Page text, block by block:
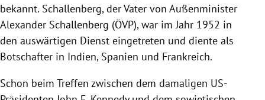
bekannt. Schallenberg, der Vater von Außenminister
Alexander Schallenberg (ÖVP), war im Jahr 1952 in
den auswärtigen Dienst eingetreten und diente als
Botschafter in Indien, Spanien und Frankreich.
Schon beim Treffen zwischen dem damaligen US-